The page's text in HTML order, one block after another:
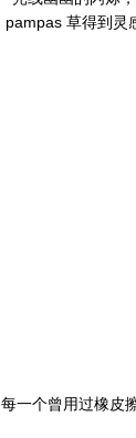
pampas 草得到灵
每一个曾用过橡皮